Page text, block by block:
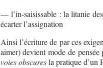
— l’in-saisissable : la litanie
écarter l’assignation
Ainsi l’écriture de par ces
aimer) devient mode de
voies obscuresla pratique d’un